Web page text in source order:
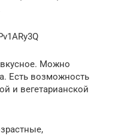
Можно
Есть возможность
и вегетарианской